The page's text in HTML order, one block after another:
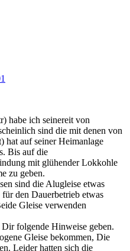
habe ich seinereit von
sind die mit denen von
hat auf seiner Heimanlage
Bis auf die
mit glühender Lokkohle
zu geben.
sind die Alugleise etwas
den Dauerbetrieb etwas
Gleise verwenden
folgende Hinweise geben.
Gleise bekommen, Die
Leider hatten sich die